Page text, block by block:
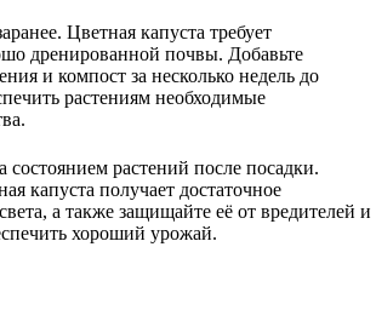
Цветная капуста требует
дренированной почвы. Добавьте
и компост за несколько недель до
растениям необходимые
состоянием растений после посадки.
капуста получает достаточное
а также защищайте её от вредителей и
хороший урожай.